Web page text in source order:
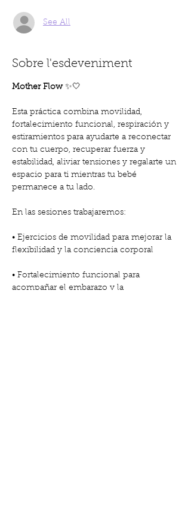
See All
Sobre l'esdeveniment
Mother Flow ✨🤍
Esta práctica combina movilidad,
fortalecimiento funcional, respiración y
estiramientos para ayudarte a reconectar
con tu cuerpo, recuperar fuerza y
estabilidad, aliviar tensiones y regalarte un
espacio para ti mientras tu bebé
permanece a tu lado.
En las sesiones trabajaremos:
• Ejercicios de movilidad para mejorar la
flexibilidad y la conciencia corporal
• Fortalecimiento funcional para
acompañar el embarazo y la